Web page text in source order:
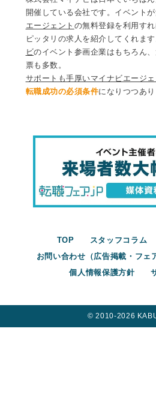
開催している会社です。イベント
エージェント の無料登録を利用す
ピッタリの求人を紹介してくれま
ビのイベント参画企業はもちろん
票も多数。
サポートも手厚いマイナビエージ
転職成功の必須条件になりつつあり
TOP スタッフコラム
お問い合わせ（広告掲載・フェ
個人情報保護方針
©︎ 2010-2026